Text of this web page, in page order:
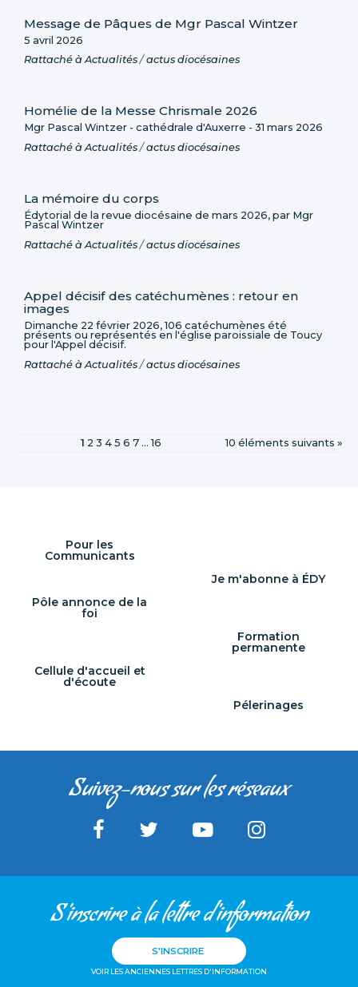
Message de Pâques de Mgr Pascal Wintzer
5 avril 2026
Rattaché à Actualités /actus diocésaines
Homélie de la Messe Chrismale 2026
Mgr Pascal Wintzer - cathédrale d'Auxerre - 31 mars 2026
Rattaché à Actualités /actus diocésaines
La mémoire du corps
Édytorial de la revue diocésaine de mars 2026, par Mgr
Pascal Wintzer
Rattaché à Actualités /actus diocésaines
Appel décisif des catéchumènes : retour en
images
Dimanche 22 février 2026, 106 catéchumènes été
présents ou représentés en l'église paroissiale de Toucy
pour l'Appel décisif.
Rattaché à Actualités /actus diocésaines
10 éléments suivants »
1 2 3 4 5 6 7 ...16
Pour les
Communicants
Je m'abonne à ÉDY
Pôle annonce de la
foi
Formation
permanente
Cellule d'accueil et
d'écoute
Pélerinages
Suivez-nous sur les réseaux
S'inscrire à la lettre d'information
S'INSCRIRE
VOIR LES ANCIENNES LETTRES D'INFORMATION